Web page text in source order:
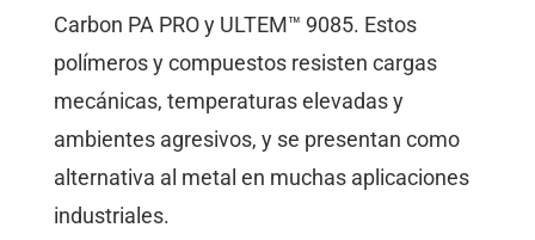
Carbon PA PRO y ULTEM™ 9085. Estos
polímeros y compuestos resisten cargas
mecánicas, temperaturas elevadas y
ambientes agresivos, y se presentan como
alternativa al metal en muchas aplicaciones
industriales.